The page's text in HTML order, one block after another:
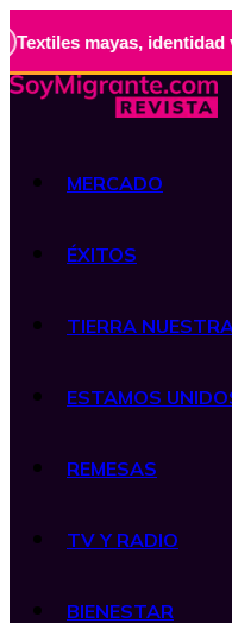
identidad viva. •
MERCADO
ÉXITOS
TIERRA
ESTAMOS
REMESAS
TV Y RADIO
BIENESTAR